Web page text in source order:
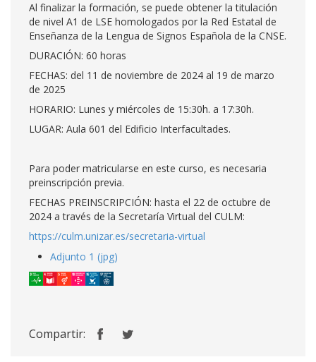
Al finalizar la formación, se puede obtener la titulación
de nivel A1 de LSE homologados por la Red Estatal de
Enseñanza de la Lengua de Signos Española de la CNSE.
DURACIÓN: 60 horas
FECHAS: del 11 de noviembre de 2024 al 19 de marzo
de 2025
HORARIO: Lunes y miércoles de 15:30h. a 17:30h.
LUGAR: Aula 601 del Edificio Interfacultades.
Para poder matricularse en este curso, es necesaria
preinscripción previa.
FECHAS PREINSCRIPCIÓN: hasta el 22 de octubre de
2024 a través de la Secretaría Virtual del CULM:
https://culm.unizar.es/secretaria-virtual
Adjunto 1 (jpg)
Compartir: